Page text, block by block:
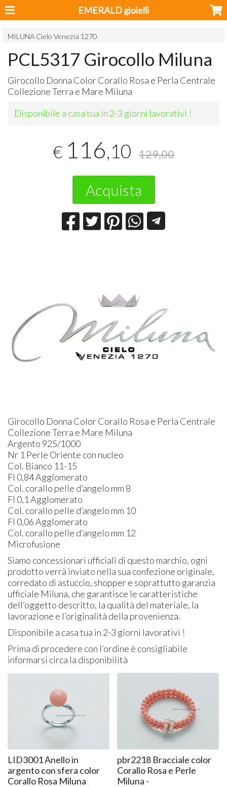
EMERALD gioielli
MILUNA Cielo Venezia 1270
PCL5317 Girocollo Miluna
Girocollo Donna Color Corallo Rosa e Perla Centrale
Collezione Terra e Mare Miluna
Disponibile a casa tua in 2-3 giorni lavorativi !
€ 116,10 129,00
Acquista
Girocollo Donna Color Corallo Rosa e Perla Centrale
Collezione Terra e Mare Miluna
Argento 925/1000
Nr 1 Perle Oriente con nucleo
Col. Bianco 11-15
Fl 0,84 Agglomerato
Col. corallo pelle d’angelo mm 8
Fl 0,1 Agglomerato
Col. corallo pelle d’angelo mm 10
Fl 0,06 Agglomerato
Col. corallo pelle d’angelo mm 12
Microfusione
Siamo concessionari ufficiali di questo marchio, ogni
prodotto verrà inviato nella sua confezione originale,
corredato di astuccio, shopper e soprattutto garanzia
ufficiale Miluna, che garantisce le caratteristiche
dell’oggetto descritto, la qualità del materiale, la
lavorazione e l’originalità della provenienza.
Disponibile a casa tua in 2-3 giorni lavorativi !
Prima di procedere con l’ordine è consigliabile
informarsi circa la disponibilità
LID3001 Anello in
argento con sfera color
Corallo Rosa Miluna
pbr2218 Bracciale color
Corallo Rosa e Perle
Miluna -